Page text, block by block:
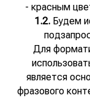
- красным
1.2.Будем
Для
является
фразового